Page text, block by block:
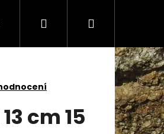
Duté vlákno
PřihlášeníNákupní
košík
cm 15